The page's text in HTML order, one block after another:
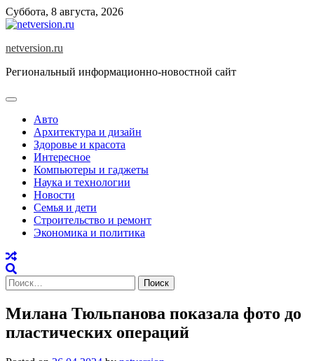
Skip
to
Суббота, 8 августа, 2026
netversion.ru
Региональный информационно-новостной сайт
Авто
Архитектура и дизайн
Здоровье и красота
Интересное
Компьютеры и гаджеты
Наука и технологии
Новости
Семья и дети
Строительство и ремонт
Экономика и политика
Найти:
Милана Тюльпанова показала фото до
пластических операций